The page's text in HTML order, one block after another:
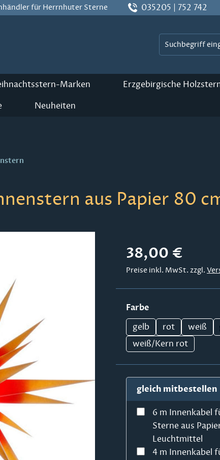
für Herrnhuter Sterne 035205 | 752 742
Marken Erzgebirgische
Neuheiten
aus Papier 80
Regulärer Preis:
38,00 €
Preise inkl. MwSt. zzgl.
Farbeauswählen
gelb
rot weiß
weiß/Kern rot
gleich mitbestellen
6 m Innenkabel
Sterne aus
Leuchtmittel
4 m Innenkabel